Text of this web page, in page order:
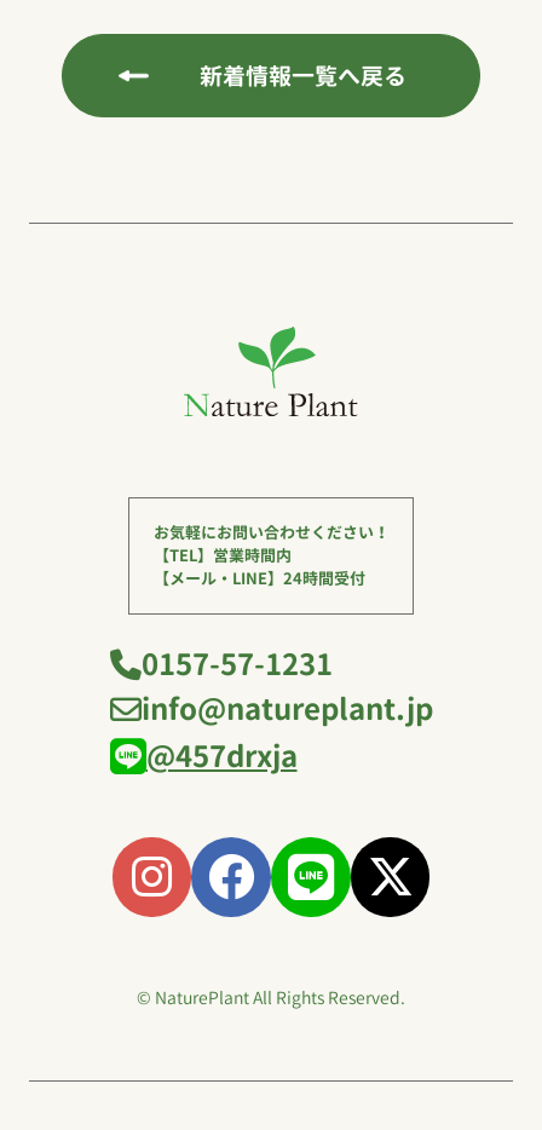
新着情報一覧へ戻る
お気軽にお問い合わせください！
【TEL】営業時間内
【メール・LINE】24時間受付
0157-57-1231
info@natureplant.jp
@457drxja
© NaturePlant All Rights Reserved.